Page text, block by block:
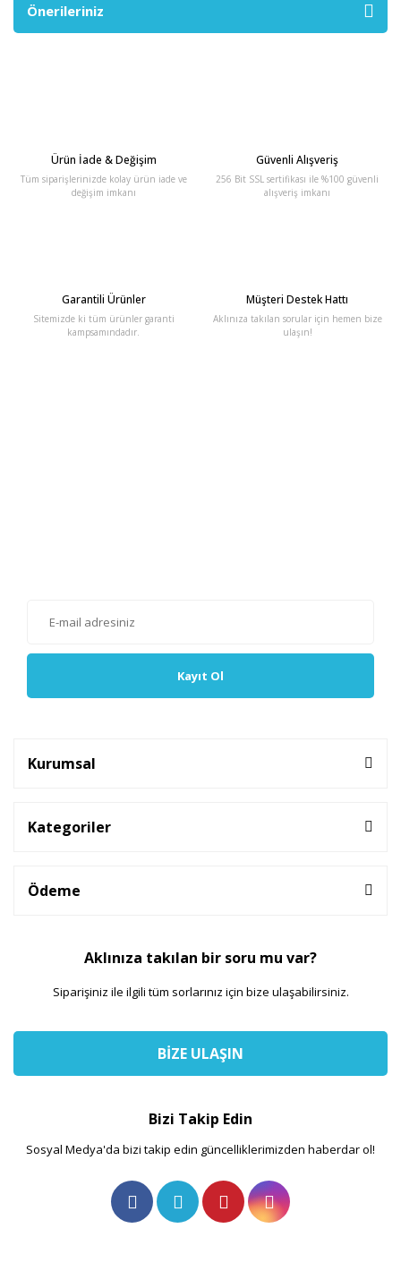
Önerileriniz
Ürün İade & Değişim
Tüm siparişlerinizde kolay ürün iade ve
değişim imkanı
Güvenli Alışveriş
256 Bit SSL sertifikası ile %100 güvenli
alışveriş imkanı
Garantili Ürünler
Sitemizde ki tüm ürünler garanti
kampsamındadır.
Müşteri Destek Hattı
Aklınıza takılan sorular için hemen bize
ulaşın!
Kayıt Ol
Kurumsal
Kategoriler
Ödeme
Aklınıza takılan bir soru mu var?
Siparişiniz ile ilgili tüm sorlarınız için bize ulaşabilirsiniz.
BİZE ULAŞIN
Bizi Takip Edin
Sosyal Medya'da bizi takip edin güncelliklerimizden haberdar ol!